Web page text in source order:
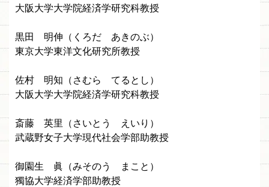
大阪大学大学院経済学研究科教授
黒田 明伸（くろだ あきのぶ）
東京大学東洋文化研究所教授
佐村 明知（さむら てるとし）
大阪大学大学院経済学研究科教授
斎藤 英里（さいとう えいり）
武蔵野女子大学現代社会学部助教授
御園生 眞（みそのう まこと）
獨協大学経済学部助教授